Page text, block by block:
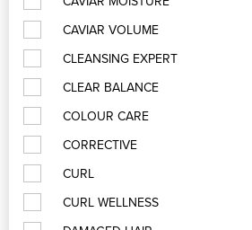
CAVIAR VOLUME
CLEANSING EXPERT
CLEAR BALANCE
COLOUR CARE
CORRECTIVE
CURL
CURL WELLNESS